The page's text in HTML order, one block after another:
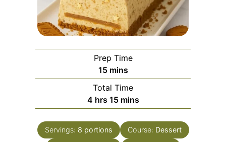
Prep Time
15minutes
mins
Total Time
4hours
hrs 15minutes
mins
Servings: 8 portions Course: Dessert